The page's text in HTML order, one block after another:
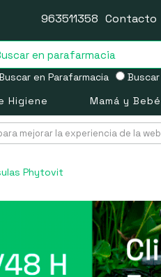
en Parafarmacia Buscar
963511358 Contacto
Higiene Mamá y Bebé
mejorar la experiencia de la
Phytovit